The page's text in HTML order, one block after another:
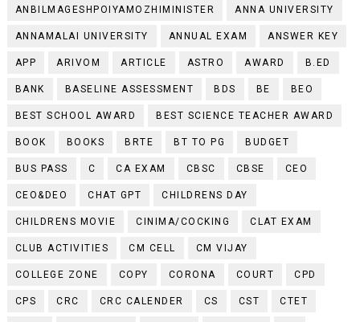
ANBILMAGESHPOIYAMOZHIMINISTER ANNA UNIVERSITY
ANNAMALAI UNIVERSITY ANNUAL EXAM ANSWER KEY
APP ARIVOM ARTICLE ASTRO AWARD B.ED
BANK BASELINE ASSESSMENT BDS BE BEO
BEST SCHOOL AWARD BEST SCIENCE TEACHER AWARD
BOOK BOOKS BRTE BT TO PG BUDGET
BUS PASS C CA EXAM CBSC CBSE CEO
CEO&DEO CHAT GPT CHILDRENS DAY
CHILDRENS MOVIE CINIMA/COCKING CLAT EXAM
CLUB ACTIVITIES CM CELL CM VIJAY
COLLEGE ZONE COPY CORONA COURT CPD
CPS CRC CRC CALENDER CS CST CTET